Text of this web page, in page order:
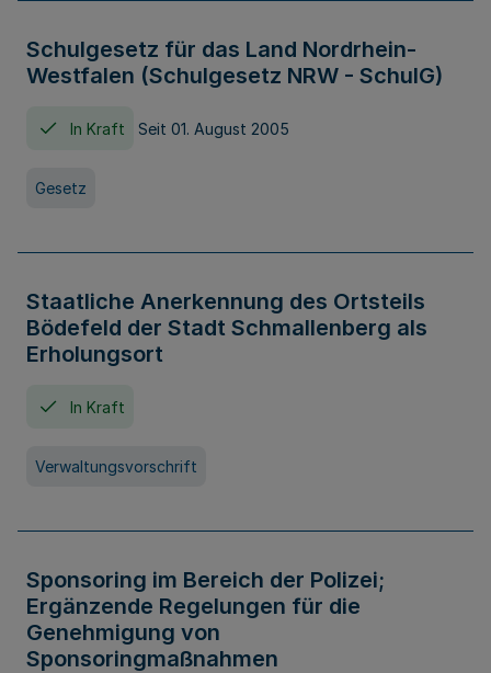
Schulgesetz für das Land Nordrhein-
Westfalen (Schulgesetz NRW - SchulG)
In Kraft Seit 01. August 2005
Gesetz
Staatliche Anerkennung des Ortsteils
Bödefeld der Stadt Schmallenberg als
Erholungsort
In Kraft
Verwaltungsvorschrift
Sponsoring im Bereich der Polizei;
Ergänzende Regelungen für die
Genehmigung von
Sponsoringmaßnahmen